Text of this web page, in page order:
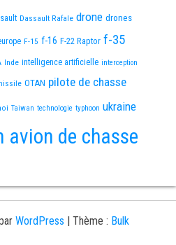
Dassault Rafale drone drones
F-15 f-16 F-22 Raptor f-35
Inde intelligence artificielle interception
OTAN pilote de chasse
Taiwan technologie typhoon ukraine
avion de chasse
WordPress | Thème : Bulk